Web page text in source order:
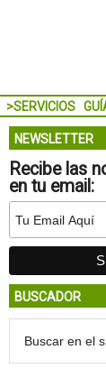
>SERVICIOS
NEWSLETTER
Recibe las
en tu email:
BUSCADOR